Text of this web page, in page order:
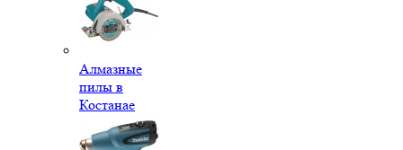
Алмазные
пилы в
Костанае